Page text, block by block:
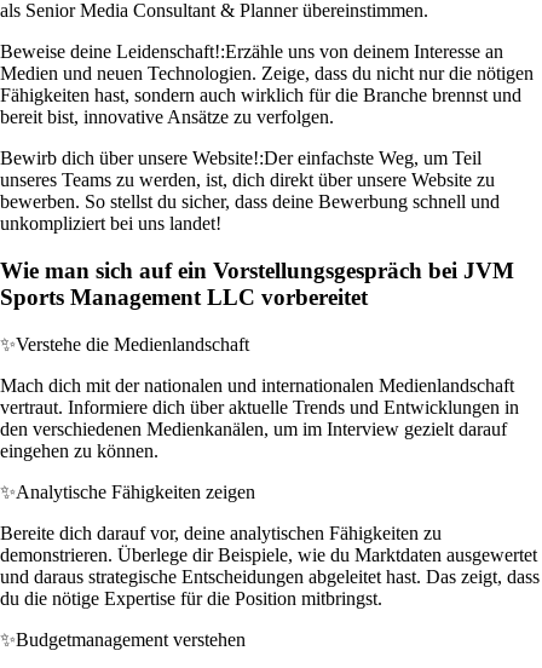
als Senior Media Consultant & Planner übereinstimmen.
Beweise deine Leidenschaft!:Erzähle uns von deinem Interesse an
Medien und neuen Technologien. Zeige, dass du nicht nur die nötigen
Fähigkeiten hast, sondern auch wirklich für die Branche brennst und
bereit bist, innovative Ansätze zu verfolgen.
Bewirb dich über unsere Website!:Der einfachste Weg, um Teil
unseres Teams zu werden, ist, dich direkt über unsere Website zu
bewerben. So stellst du sicher, dass deine Bewerbung schnell und
unkompliziert bei uns landet!
Wie man sich auf ein Vorstellungsgespräch bei JVM
Sports Management LLC vorbereitet
✨Verstehe die Medienlandschaft
Mach dich mit der nationalen und internationalen Medienlandschaft
vertraut. Informiere dich über aktuelle Trends und Entwicklungen in
den verschiedenen Medienkanälen, um im Interview gezielt darauf
eingehen zu können.
✨Analytische Fähigkeiten zeigen
Bereite dich darauf vor, deine analytischen Fähigkeiten zu
demonstrieren. Überlege dir Beispiele, wie du Marktdaten ausgewertet
und daraus strategische Entscheidungen abgeleitet hast. Das zeigt, dass
du die nötige Expertise für die Position mitbringst.
✨Budgetmanagement verstehen